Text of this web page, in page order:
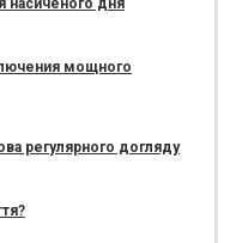
мощного
регулярного догляду